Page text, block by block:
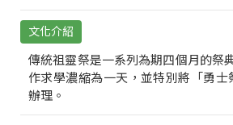
文化介紹
傳統祖靈祭是一系列為期四個月的祭
作求學濃縮為一天，並特別將「勇士
辦理。